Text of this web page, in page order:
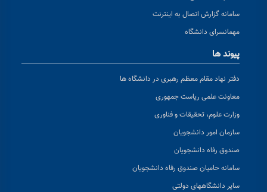
سامانه گزارش اتصال به اینترنت
مهمانسرای دانشگاه
پیوند ها
دفتر نهاد مقام معظم رهبری در دانشگاه ها
معاونت علمی ریاست جمهوری
وزارت علوم، تحقیقات و فناوری
سازمان امور دانشجویان
صندوق رفاه دانشجویان
سامانه حامیان صندوق رفاه دانشجویان
سایر دانشگاههای دولتی